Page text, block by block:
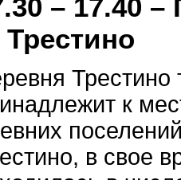
– 17.40 –
Трестино
к
в свое